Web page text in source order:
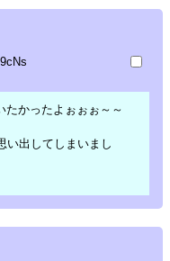
たかったよぉぉぉ～～
い出してしまいまし